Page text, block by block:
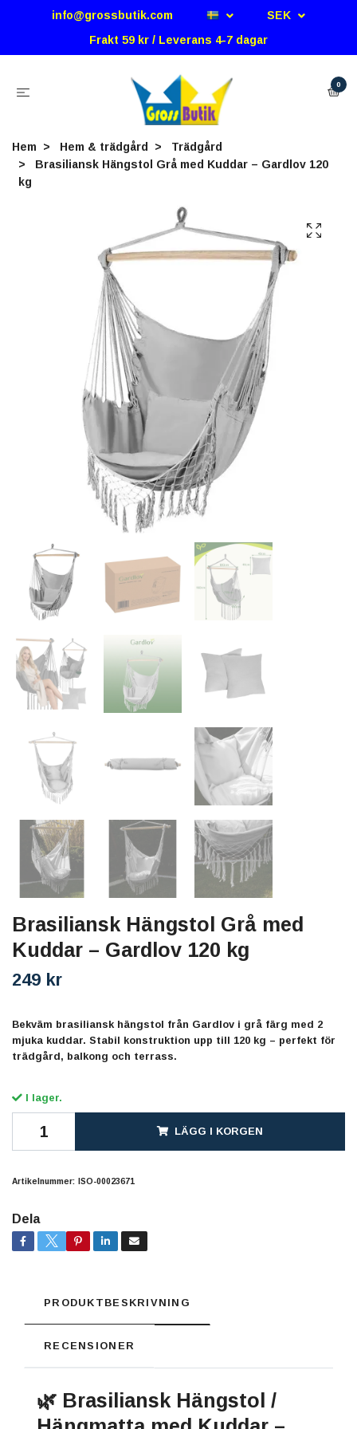
info@grossbutik.com
SEK
Frakt 59 kr / Leverans 4-7 dagar
0
Hem Hem & trädgård
Trädgård
Brasiliansk Hängstol Grå med Kuddar – Gardlov 120
kg
Brasiliansk Hängstol Grå med
Kuddar – Gardlov 120 kg
249 kr
Bekväm brasiliansk hängstol från Gardlov i grå färg med 2
mjuka kuddar. Stabil konstruktion upp till 120 kg – perfekt för
trädgård, balkong och terrass.
I lager.
LÄGG I KORGEN
Artikelnummer: ISO-00023671
Dela
PRODUKTBESKRIVNING
RECENSIONER
🌿 Brasiliansk Hängstol /